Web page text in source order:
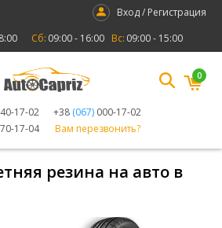
Вход / Регистрация
Сб: 09:00 - 16:00 Вс: 09:00 - 15:00
17-02 +38 (067) 000-17-02
17-04 Вам перезвонить?
0
резина на авто в